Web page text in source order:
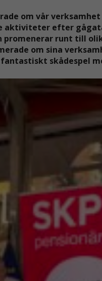
om vår
aktiviteter efter
promenerar runt till
om sina
skådespel